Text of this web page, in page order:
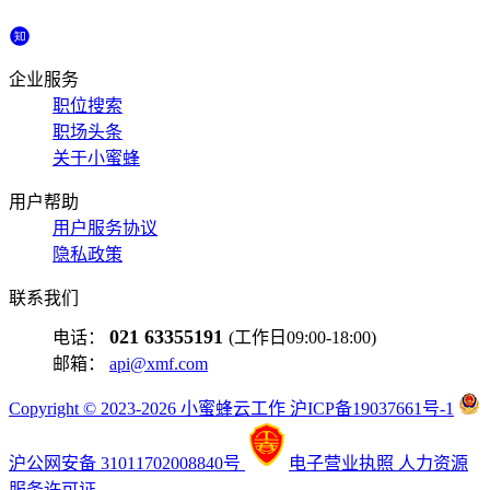
企业服务
职位搜索
职场头条
关于小蜜蜂
用户帮助
用户服务协议
隐私政策
联系我们
电话： 021 63355191 (工作日09:00-18:00)
邮箱： api@xmf.com
Copyright © 2023-2026 小蜜蜂云工作 沪ICP备19037661号-1
沪公网安备 31011702008840号 电子营业执照 人力资源